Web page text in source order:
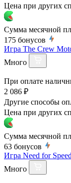
Цена при других
Сумма месячной
175 бонусов
Игра The Crew
Много
При оплате
2 086 ₽
Другие способы
Цена при других
Сумма месячной
63 бонусов
Игра Need for
Много